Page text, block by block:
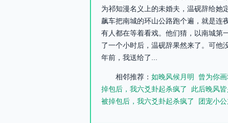
为祁知漫名义上的未婚夫，温砚辞给她
飙车把南城的环山公路跑个遍，就是连
有人都在等着看戏。他们猜，以南城第
了一个小时后，温砚辞果然来了。可他
年前，我送给了...
相邻推荐： 如晚风候月明 曾为你
掉包后，我六爻卦起杀疯了
此后晚风
被掉包后，我六爻卦起杀疯了
团宠小